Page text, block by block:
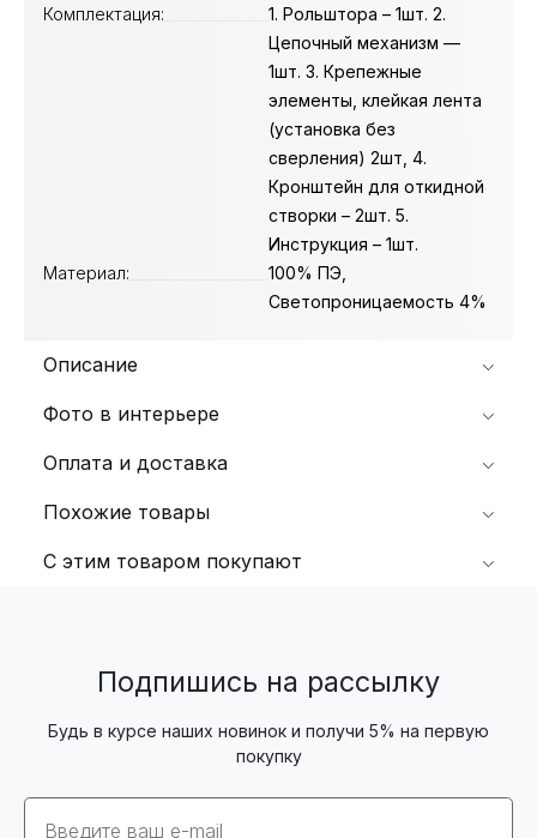
С этим товаром покупают
Комплектация:
1. Рольштора – 1шт. 2.
Цепочный механизм —
1шт. 3. Крепежные
элементы, клейкая лента
(установка без
сверления) 2шт, 4.
Кронштейн для откидной
створки – 2шт. 5.
Инструкция – 1шт.
Материал:
100% ПЭ,
Светопроницаемость 4%
Описание
Фото в интерьере
Оплата и доставка
Похожие товары
Подпишись на рассылку
Будь в курсе наших новинок и получи 5% на первую
покупку
Email